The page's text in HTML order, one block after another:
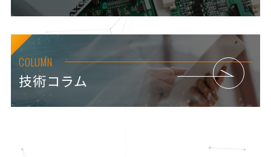
COLUMN
技術コラム